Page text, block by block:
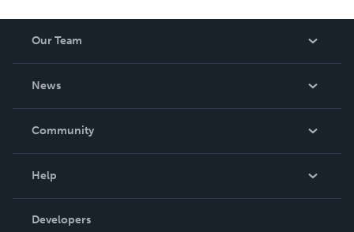
Our Team
News
In The News
Community
Podcast
Help
Order Lookup
Developers